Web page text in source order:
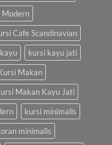
Modern
Cafe Scandinavian
kursi kayu jati
Makan
Makan Kayu Jati
kursi minimalis
minimalis